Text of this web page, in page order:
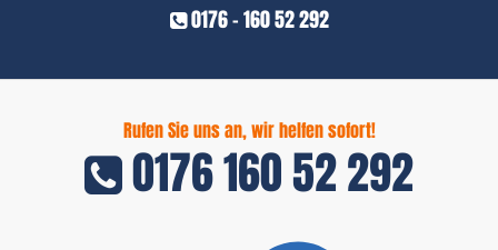
0176 - 160 52 292
Rufen Sie uns an, wir helfen sofort!
0176 160 52 292